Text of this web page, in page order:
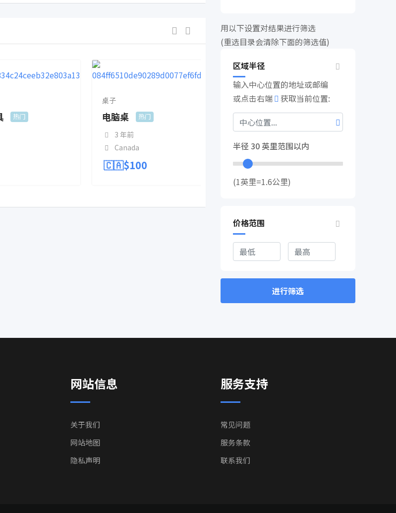
热门
桌子
电脑桌 热门
3 年前
Canada
🇨🇦$100
桌子
二手家具出售 热门
3 年前
Canada
🇨🇦$30
用以下设置对结果进行筛选
(重选目录会清除下面的筛选值)
区域半径
输入中心位置的地址或邮编
或点击右端
获取当前位置:
半径 30英里范围以内
(1英里=1.6公里)
价格范围
进行筛选
网站信息
关于我们
网站地图
隐私声明
服务支持
常见问题
服务条款
联系我们